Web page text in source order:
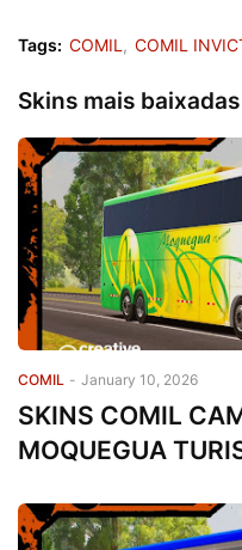
Tags: COMIL COMIL
Skins mais baixadas
COMIL - January 10, 2026
SKINS COMIL
MOQUEGUA